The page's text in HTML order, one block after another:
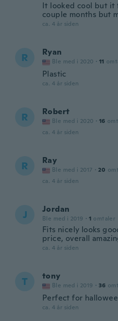
It looked cool but it
couple months but
ca. 4 år siden
R Ryan
Ble med i 2020 · 11
Plastic
ca. 4 år siden
R Robert
Ble med i 2020 · 16
ca. 4 år siden
R Ray
Ble med i 2017 · 20
ca. 4 år siden
J Jordan
Ble med i 2019 · 1 omtaler
Fits nicely looks
price, overall
ca. 4 år siden
T tony
Ble med i 2019 · 36
Perfect for
ca. 4 år siden